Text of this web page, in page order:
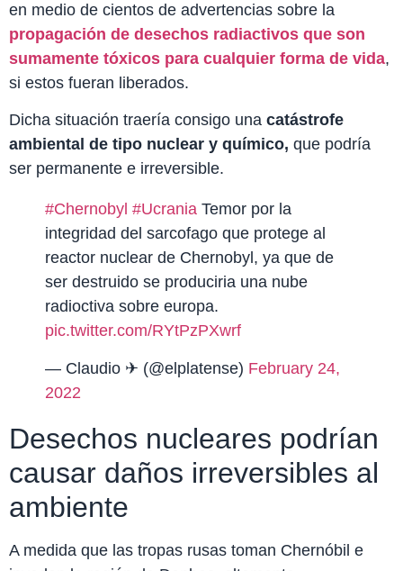
en medio de cientos de advertencias sobre la
propagación de desechos radiactivos que son
sumamente tóxicos para cualquier forma de vida,
si estos fueran liberados.
Dicha situación traería consigo una catástrofe
ambiental de tipo nuclear y químico, que podría
ser permanente e irreversible.
#Chernobyl #Ucrania Temor por la
integridad del sarcofago que protege al
reactor nuclear de Chernobyl, ya que de
ser destruido se produciria una nube
radioctiva sobre europa.
pic.twitter.com/RYtPzPXwrf
— Claudio ✈ (@elplatense) February 24,
2022
Desechos nucleares podrían
causar daños irreversibles al
ambiente
A medida que las tropas rusas toman Chernóbil e